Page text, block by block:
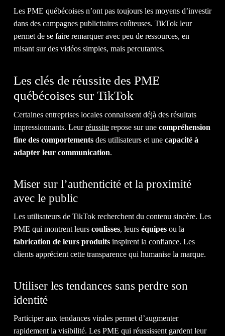
&
Les PME québécoises n’ont pas toujours les moyens d’investir
dans des campagnes publicitaires coûteuses. TikTok leur
permet de se faire remarquer avec peu de ressources, en
misant sur des vidéos simples, mais percutantes.
Les clés de réussite des PME
québécoises sur TikTok
Certaines entreprises locales connaissent déjà des résultats
impressionnants. Leurréussite repose sur une compréhension
fine des comportements des utilisateurs et une capacité à
adapter leur communication.
Miser sur l’authenticité et la proximité
avec le public
Les utilisateurs de TikTok recherchent du contenu sincère. Les
PME qui montrent leurs coulisses, leurs équipes ou la
fabrication de leurs produits inspirent la confiance. Les
clients apprécient cette transparence qui humanise la marque.
Utiliser les tendances sans perdre son
identité
Participer aux tendances virales permet d’augmenter
rapidement la visibilité. Les PME qui réussissent gardent leur